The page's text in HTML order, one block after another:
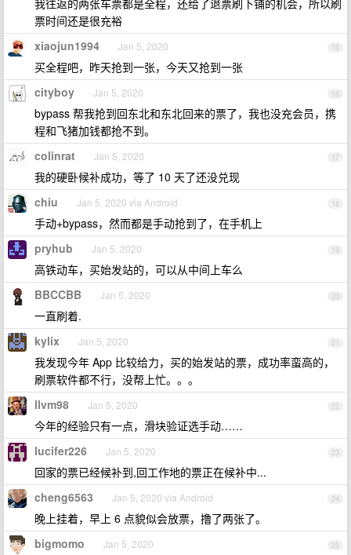
我往返的两张车票都是全程，还给了退票刷下铺的机会，所以刷
票时间还是很充裕
15
xiaojun1994 Jan 5, 2020
买全程吧，昨天抢到一张，今天又抢到一张
16
cityboy Jan 5, 2020
bypass 帮我抢到回东北和东北回来的票了，我也没充会员，携
程和飞猪加钱都抢不到。
17
colinrat Jan 5, 2020
我的硬卧候补成功，等了 10 天了还没兑现
18
chiu Jan 5, 2020 via Android
手动+bypass，然而都是手动抢到了，在手机上
19
pryhub Jan 5, 2020
高铁动车，买始发站的，可以从中间上车么
20
BBCCBB Jan 5, 2020
一直刷着.
21
kylix Jan 5, 2020
我发现今年 App 比较给力，买的始发站的票，成功率蛮高的，
刷票软件都不行，没帮上忙。。。
22
llvm98 Jan 5, 2020
今年的经验只有一点，滑块验证选手动……
23
lucifer226 Jan 5, 2020
回家的票已经候补到,回工作地的票正在候补中...
24
cheng6563 Jan 5, 2020 via Android
晚上挂着，早上 6 点貌似会放票，撸了两张了。
25
bigmomo Jan 5, 2020